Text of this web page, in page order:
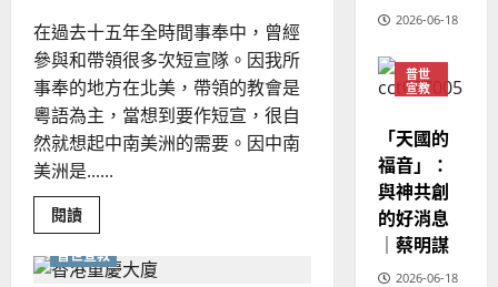
限
可
能
的
宣
教
組
合
｜
于
勒
在過去十五年全時間事奉中，曾經
參與和帶領很多次短宣隊。因我所
事奉的地方在北美，帶領的教會是
粵語為主，當想到要作短宣，很自
然就想起中南美洲的需要。因中南
美洲是......
閱讀Read
more
短
宣，
普世宣教
2026-06-18
普世
宣教
「天國的
福音」：
與神共創
的好消息
｜蔡明謀
2026-06-18